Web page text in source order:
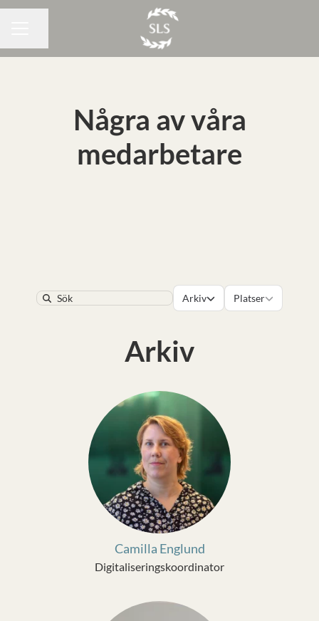
Några av våra
medarbetare
Search
Våra sektorer
Arkiv Platser
Platser
Arkiv
Camilla Englund
Digitaliseringskoordinator